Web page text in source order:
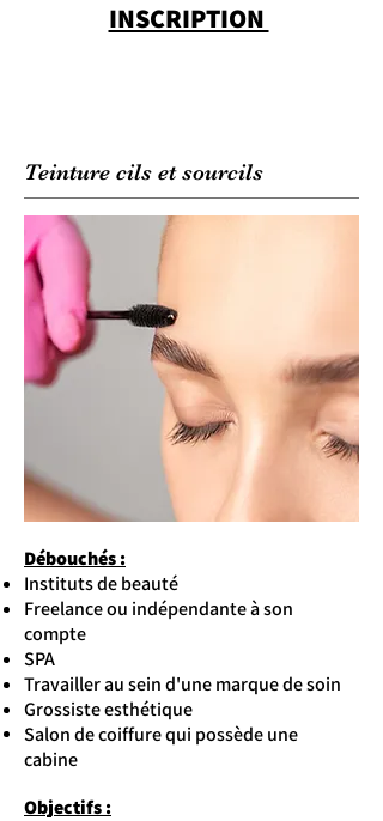
INSCRIPTION
Teinture cils et sourcils
Débouchés :
Instituts de beauté
Freelance ou indépendante à son
compte
SPA
Travailler au sein d'une marque de soin
Grossiste esthétique
Salon de coiffure qui possède une
cabine
Objectifs :